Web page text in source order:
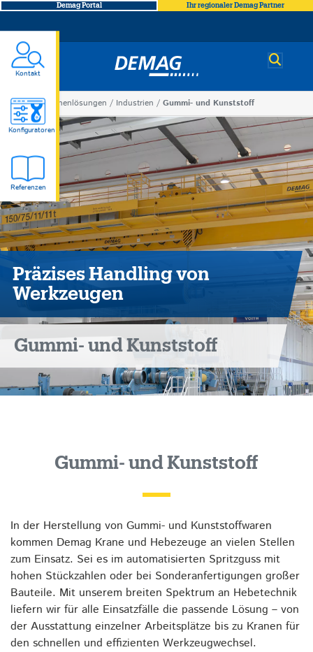
Demag Portal Ihr regionaler Demag Partner
Demag
You
are
here
Branchenlösungen Industrien Gummi- und Kunststoff
Kontakt
Konfiguratoren
Referenzen
Gummi-
und
Kunststoff
Präzises Handling von
Werkzeugen
Gummi- und Kunststoff
Gummi- und Kunststoff
In der Herstellung von Gummi- und Kunststoffwaren
kommen Demag Krane und Hebezeuge an vielen Stellen
zum Einsatz. Sei es im automatisierten Spritzguss mit
hohen Stückzahlen oder bei Sonderanfertigungen großer
Bauteile. Mit unserem breiten Spektrum an Hebetechnik
liefern wir für alle Einsatzfälle die passende Lösung – von
der Ausstattung einzelner Arbeitsplätze bis zu Kranen für
den schnellen und effizienten Werkzeugwechsel.